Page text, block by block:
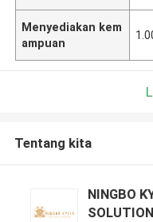
Menyediakan kem
ampuan
Tentang kita
NINGBO